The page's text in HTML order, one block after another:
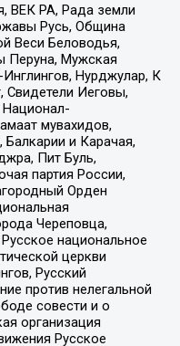
ВЕК РА, Рада земли
Русь, Община
Веси Беловодья,
Перуна, Мужская
Нурджулар, К
Иеговы,
Национал-
мувахидов,
и Карачая,
Пит Буль,
партия России,
Орден
Череповца,
национальное
церкви
Русский
против нелегальной
совести и о
организация
Русское